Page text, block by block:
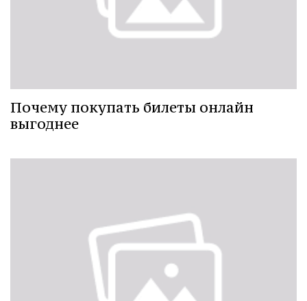
Почему покупать билеты онлайн
выгоднее